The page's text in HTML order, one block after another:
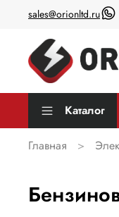
sales@orionltd.ru
Каталог
Главная